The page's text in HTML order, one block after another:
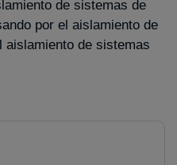
de sistemas de
por el aislamiento de
de sistemas